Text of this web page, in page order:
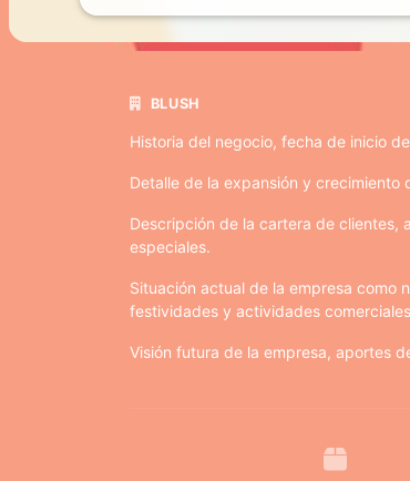
BLUSH
Historia del negocio, fecha de inicio
Detalle de la expansión y crecimiento
Descripción de la cartera de clientes,
especiales.
Situación actual de la empresa como
festividades y actividades
Visión futura de la empresa, aportes